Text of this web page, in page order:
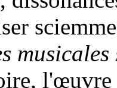
l'œuvre